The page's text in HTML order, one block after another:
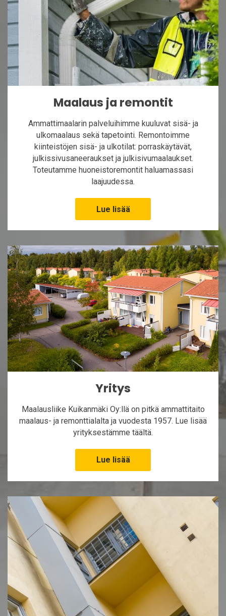
Maalaus ja remontit
Ammattimaalarin palveluihimme kuuluvat sisä- ja
ulkomaalaus sekä tapetointi. Remontoimme
kiinteistöjen sisä- ja ulkotilat: porraskäytävät,
julkissivusaneeraukset ja julkisivumaalaukset.
Toteutamme huoneistoremontit haluamassasi
laajuudessa.
Lue lisää
Yritys
Maalausliike Kuikanmäki Oy:llä on pitkä ammattitaito
maalaus- ja remonttialalta ja vuodesta 1957. Lue lisää
yrityksestämme täältä.
Lue lisää